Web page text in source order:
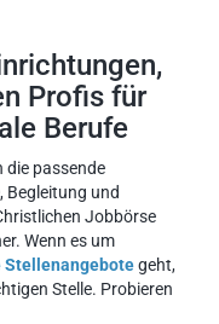
Profis für
Berufe
die passende
Begleitung und
Jobbörse
Wenn es um
Stellenangebotegeht,
Stelle. Probieren